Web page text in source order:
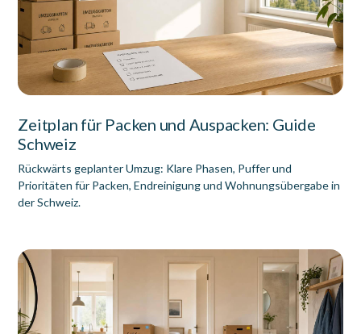
Zeitplan für Packen und Auspacken: Guide
Schweiz
Rückwärts geplanter Umzug: Klare Phasen, Puffer und
Prioritäten für Packen, Endreinigung und Wohnungsübergabe in
der Schweiz.